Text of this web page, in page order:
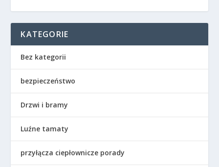
KATEGORIE
Bez kategorii
bezpieczeństwo
Drzwi i bramy
Luźne tamaty
przyłącza ciepłownicze porady